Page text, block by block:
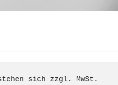
sich zzgl. MwSt.